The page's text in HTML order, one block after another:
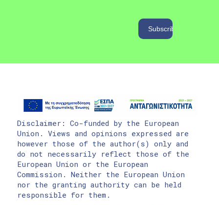
Disclaimer: Co-funded by the European
Union. Views and opinions expressed are
however those of the author(s) only and
do not necessarily reflect those of the
European Union or the European
Commission. Neither the European Union
nor the granting authority can be held
responsible for them.